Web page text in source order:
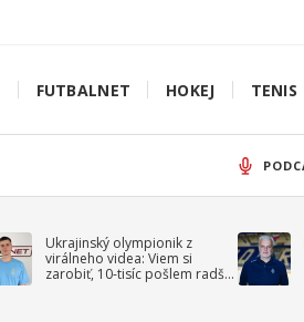
FUTBALNET HOKEJ TENIS
Ukrajinský olympionik z
virálneho videa: Viem si
zarobiť, 10-tisíc pošlem radšej